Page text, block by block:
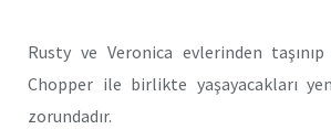
Rusty ve Veronica evlerinden
Chopper ile birlikte yaşayacakları
zorundadır.